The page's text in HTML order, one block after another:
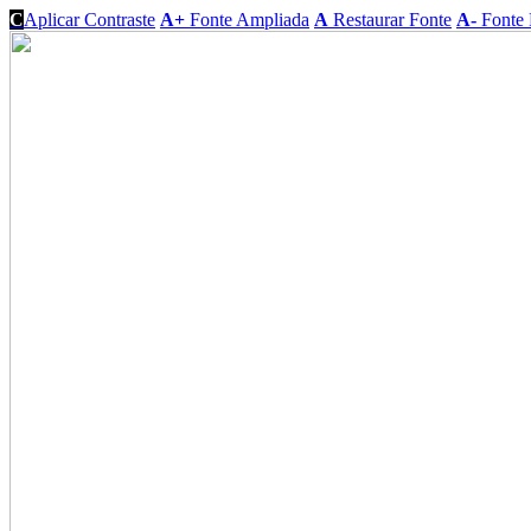
CAplicar Contraste A+ Fonte Ampliada A Restaurar Fonte A- Fonte